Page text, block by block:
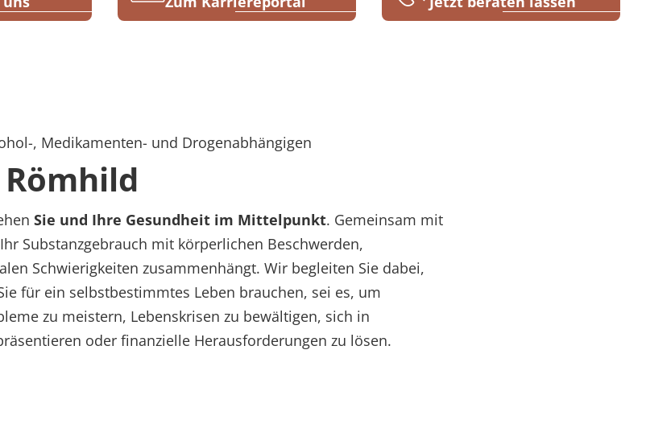
, Medikamenten- und Drogenabhängigen
Sie und Ihre Gesundheit im Mittelpunkt. Gemeinsam mit
Substanzgebrauch mit körperlichen Beschwerden,
Schwierigkeiten zusammenhängt. Wir begleiten Sie dabei,
für ein selbstbestimmtes Leben brauchen, sei es, um
zu meistern, Lebenskrisen zu bewältigen, sich in
oder finanzielle Herausforderungen zu lösen.